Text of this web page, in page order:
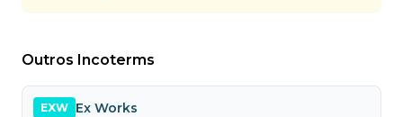
Outros Incoterms
EXW Ex Works